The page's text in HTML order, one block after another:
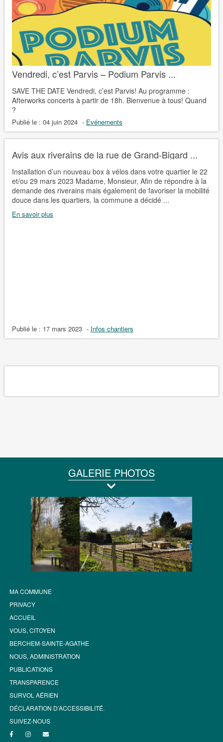
Vendredi, c’est Parvis – Podium Parvis ...
SAVE THE DATE Vendredi, c’est Parvis! Au programme :
Afterworks concerts à partir de 18h. Bienvenue à tous! Quand
?
Publié le : 04 juin 2024 - Evénements
Avis aux riverains de la rue de Grand-Bigard ...
Installation d’un nouveau box à vélos dans votre quartier le 22
et/ou 29 mars 2023 Madame, Monsieur, Afin de répondre à la
demande des riverains mais également de favoriser la mobilité
douce dans les quartiers, la commune a décidé ...
En savoir plus
Publié le : 17 mars 2023 - Infos chantiers
GALERIE PHOTOS
MA COMMUNE
PRIVACY
ACCUEIL
VOUS, CITOYEN
BERCHEM-SAINTE-AGATHE
NOUS, ADMINISTRATION
PUBLICATIONS
TRANSPARENCE
SURVOL AÉRIEN
DÉCLARATION D’ACCESSIBILITÉ.
SUIVEZ-NOUS